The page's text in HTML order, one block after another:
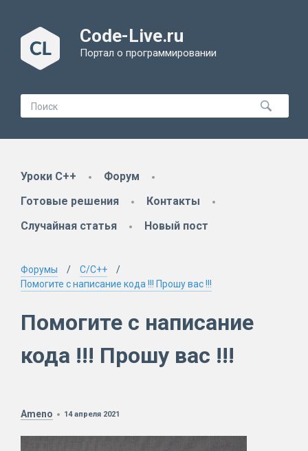
Code-Live.ru
Портал о программировании
Уроки C++
Форум
Готовые решения
Контакты
Случайная статья
Новый пост
Форумы
C/C++
Помогите с написание кода !!! Прошу вас !!!
Помогите с написание
кода !!! Прошу вас !!!
Ameno 14 апреля 2021